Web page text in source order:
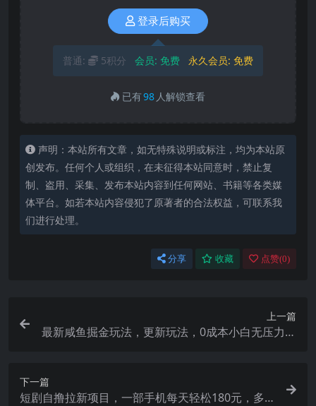
登录后购买
普通: 5积分 会员: 免费 永久会员: 免费
已有98 人解锁查看
声明：本站所有文章，如无特殊说明或标注，均为本站原
创发布。任何个人或组织，在未征得本站同意时，禁止复
制、盗用、采集、发布本站内容到任何网站、书籍等各类媒
体平台。如若本站内容侵犯了原著者的合法权益，可联系我
们进行处理。
分享 收藏 点赞(0)
上一篇
最新咸鱼掘金玩法，更新玩法，0成本小白无压力，
下一篇
短剧自撸拉新项目，一部手机每天轻松180元，多